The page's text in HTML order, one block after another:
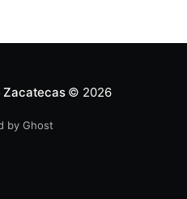
Zacatecas© 2026
by Ghost